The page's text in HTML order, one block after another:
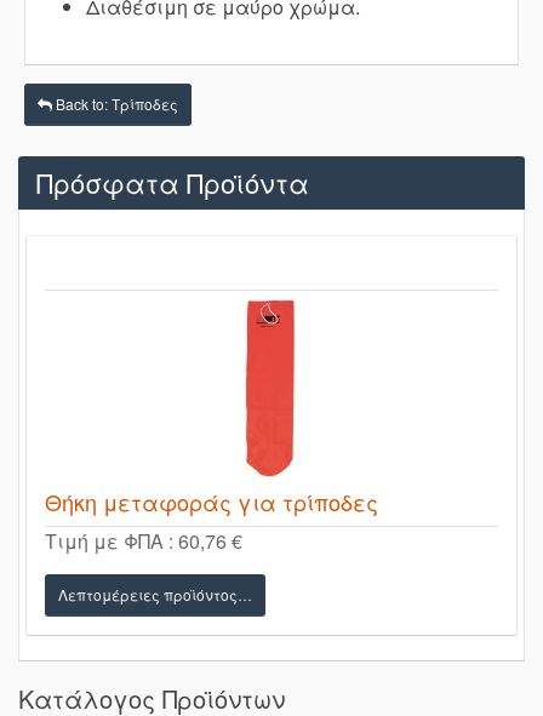
Διαθέσιμη σε μαύρο χρώμα.
Back to: Τρίποδες
Πρόσφατα Προϊόντα
Θήκη μεταφοράς για τρίποδες
Τιμή με ΦΠΑ : 60,76 €
Λεπτομέρειες προϊόντος…
Κατάλογος Προϊόντων